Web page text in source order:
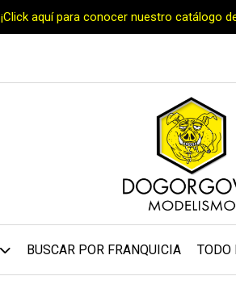
¡Click aquí para conocer nuestro catálogo
BUSCAR POR FRANQUICIA TODO